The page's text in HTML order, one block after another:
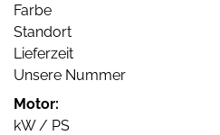
Farbe
Standort
Lieferzeit
Unsere Nummer
Motor:
kW / PS